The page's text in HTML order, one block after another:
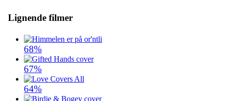
Lignende filmer
68%
67%
64%